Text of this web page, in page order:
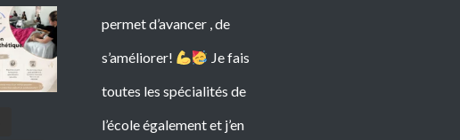
permet d’avancer , de
s’améliorer!
Je fais
toutes les spécialités de
l’école également et j’en
Consultez les témoignages